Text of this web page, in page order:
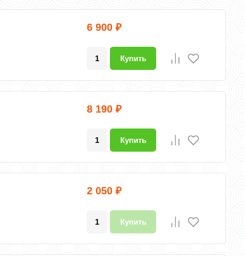
6 900₽
Купить
8 190₽
Купить
2 050₽
Купить